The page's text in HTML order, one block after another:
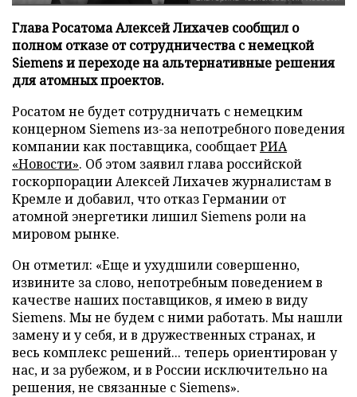
Глава Росатома Алексей Лихачев сообщил о
полном отказе от сотрудничества с немецкой
Siemens и переходе на альтернативные решения
для атомных проектов.
Росатом не будет сотрудничать с немецким
концерном Siemens из-за непотребного поведения
компании как поставщика, сообщаетРИА
«Новости». Об этом заявил глава российской
госкорпорации Алексей Лихачев журналистам в
Кремле и добавил, что отказ Германии от
атомной энергетики лишил Siemens роли на
мировом рынке.
Он отметил: «Еще и ухудшили совершенно,
извините за слово, непотребным поведением в
качестве наших поставщиков, я имею в виду
Siemens. Мы не будем с ними работать. Мы нашли
замену и у себя, и в дружественных странах, и
весь комплекс решений... теперь ориентирован у
нас, и за рубежом, и в России исключительно на
решения, не связанные с Siemens».